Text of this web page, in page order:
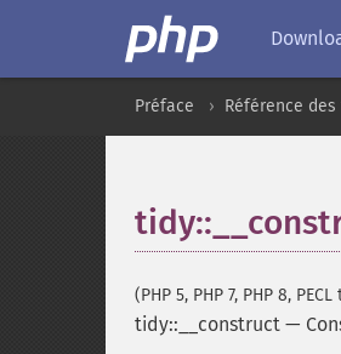
Préface Référence
(PHP 5, PHP 7, PHP 8,
tidy::__construct —